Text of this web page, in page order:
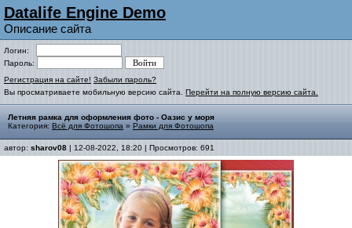
Datalife Engine Demo
Описание сайта
Логин:
Пароль:
Регистрация на сайте! Забыли пароль?
Вы просматриваете мобильную версию сайта. Перейти на полную версию сайта.
Летняя рамка для оформления фото - Оазис у моря
Категория: Всё для Фотошопа » Рамки для Фотошопа
автор: sharov08 | 12-08-2022, 18:20 | Просмотров: 691